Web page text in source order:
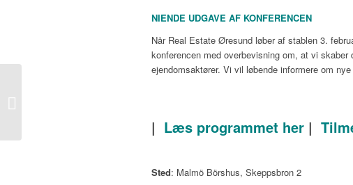
NIENDE UDGAVE AF KONFERENCEN
Når Real Estate Øresund løber af stablen 3.
konferencen med overbevisning om, at vi
ejendomsaktører. Vi vil løbende informere om
| Læs programmet her |
Sted: Malmö Börshus, Skeppsbron 2